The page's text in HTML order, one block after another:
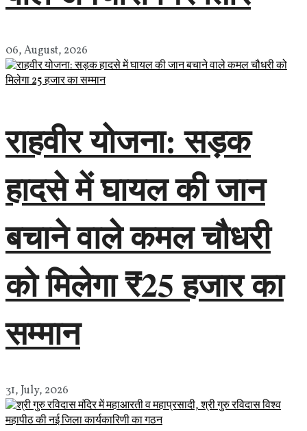
06, August, 2026
राहवीर योजना: सड़क
हादसे में घायल की जान
बचाने वाले कमल चौधरी
को मिलेगा ₹25 हजार का
सम्मान
31, July, 2026